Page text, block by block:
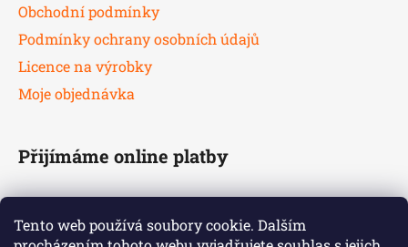
Tento web používá soubory cookie. Dalším
Obchodní podmínky
Podmínky ochrany osobních údajů
Licence na výrobky
Moje objednávka
Přijímáme online platby